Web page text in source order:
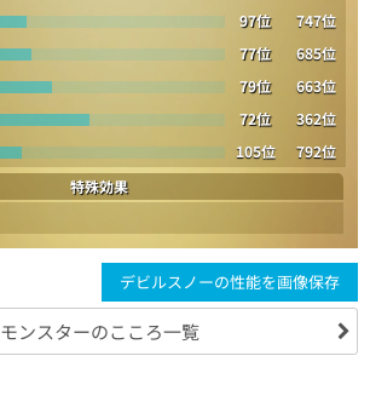
97位
747位
77位
685位
79位
663位
72位
362位
105位
792位
特殊効果
デビルスノーの性能を画像保存
モンスターのこころ一覧